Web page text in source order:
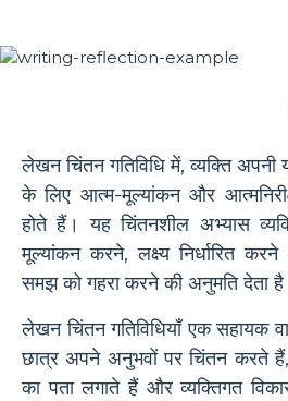
लेखन चिंतन गतिविधि में, व्यक्ति अपनी
के लिए आत्म-मूल्यांकन और
होते हैं। यह चिंतनशील अभ्यास
मूल्यांकन करने, लक्ष्य निर्धारित
समझ को गहरा करने की अनुमति देता
लेखन चिंतन गतिविधियाँ एक सहायक
छात्र अपने अनुभवों पर चिंतन करते
का पता लगाते हैं और व्यक्तिगत